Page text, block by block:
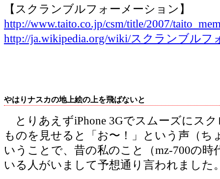
【スクランブルフォーメーション】
http://www.taito.co.jp/csm/title/2007/
http://ja.wikipedia.org/wiki/スクランブルフ
やはりナスカの地上絵の上を飛ばないと
とりあえずiPhone 3Gでスムーズにス
ものを見せると「お〜！」という声（ち
いうことで、昔の私のこと（mz-700の時
いる人がいまして予想通り言われました